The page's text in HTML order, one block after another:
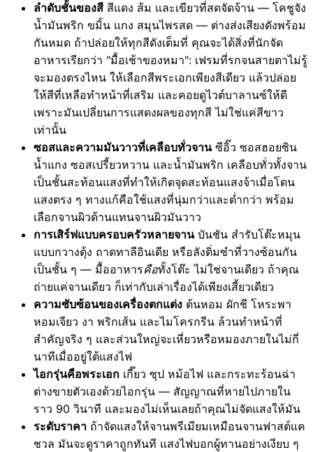
ลำดับชั้นของสี สีแดง ส้ม และเขียวที่สดจัดจ้าน — โคชูจัง
น้ำมันพริก ขมิ้น แกง สมุนไพรสด — ต่างส่งเสียงดังพร้อม
กันหมด ถ้าปล่อยให้ทุกสีดังเต็มที่ คุณจะได้สิ่งที่นักจัด
อาหารเรียกว่า "มื้อเช้าของหมา": เฟรมที่รกจนสายตาไม่รู้
จะมองตรงไหน ให้เลือกสีพระเอกเพียงสีเดียว แล้วปล่อย
ให้สีที่เหลือทำหน้าที่เสริม และคอยดูไวต์บาลานซ์ให้ดี
เพราะมันเปลี่ยนการแสดงผลของทุกสี ไม่ใช่แค่สีขาว
เท่านั้น
ซอสและความมันวาวที่เคลือบทั่วจานซีอิ๊ว ซอสฮอยซิน
น้ำแกง ซอสเปรี้ยวหวาน และน้ำมันพริก เคลือบทั่วทั้งจาน
เป็นชั้นสะท้อนแสงที่ทำให้เกิดจุดสะท้อนแสงจ้าเมื่อโดน
แสงตรง ๆ ทางแก้คือใช้แสงที่นุ่มกว่าและต่ำกว่า พร้อม
เลือกจานผิวด้านแทนจานผิวมันวาว
การเสิร์ฟแบบครอบครัวหลายจานบันชัน สำรับโต๊ะหมุน
แบบกวางตุ้ง ถาดทาลีอินเดีย หรือลังติ่มซำที่วางซ้อนกัน
เป็นชั้น ๆ — มื้ออาหารคือทั้งโต๊ะ ไม่ใช่จานเดียว ถ้าคุณ
ถ่ายแค่จานเดียว ก็เท่ากับเล่าเรื่องได้เพียงเสี้ยวเดียว
ความซับซ้อนของเครื่องตกแต่ง ต้นหอม ผักชี โหระพา
หอมเจียว งา พริกเส้น และไมโครกรีน ล้วนทำหน้าที่
สำคัญจริง ๆ และส่วนใหญ่จะเหี่ยวหรือหมองภายในไม่กี่
นาทีเมื่ออยู่ใต้แสงไฟ
ไอกรุ่นคือพระเอก เกี๊ยว ซุป หม้อไฟ และกระทะร้อนฉ่า
ต่างขายตัวเองด้วยไอกรุ่น — สัญญาณที่หายไปภายใน
ราว 90 วินาที และมองไม่เห็นเลยถ้าคุณไม่จัดแสงให้มัน
ระดับราคา ถ้าจัดแสงให้จานพรีเมียมเหมือนจานฟาสต์แค
ชวล มันจะดูราคาถูกทันที แสงไฟบอกผู้ทานอย่างเงียบ ๆ